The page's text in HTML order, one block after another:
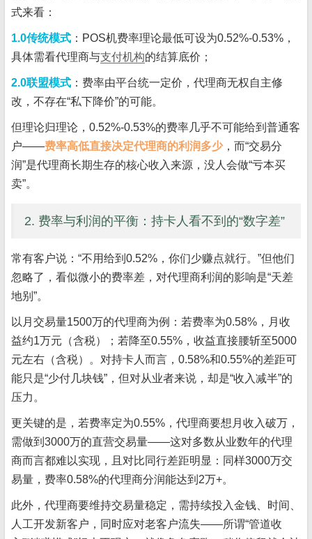
式来看：
1.0传统模式 ：POS机费率理论最低可设为0.52%-0.53%，
具体需看代理商与支付机构的结算底价；
2.0联盟模式 ：费率由平台统一定价，代理商无权自主修
改，不存在“私下降价”的可能。
但理论归理论，0.52%-0.53%的费率几乎不可能给到普通客
户——费率高低直接决定代理商的利润多少，而“交易分
润”是代理商长期生存的核心收入来源，没人会做“亏本买
卖”。
2. 费率与利润的平衡：持卡人看不到的“数字差”
常有客户说：“不用给到0.52%，你们少赚点就行。”但他们
忽略了，看似微小的费率差，对代理商利润的影响是“天差
地别”。
以月交易量1500万的代理商为例：若费率为0.58%，月收
益约1万元（含税）；若降至0.55%，收益直接腰斩至5000
元左右（含税）。对持卡人而言，0.58%和0.55%的差距可
能只是“少付几块钱”，但对从业者来说，却是“收入减半”的
压力。
更关键的是，若费率定为0.55%，代理商要想月收入破万，
需做到3000万的直营交易量——这对多数从业数年的代理
商而言都难以实现，且对比同行差距明显：同样3000万交
易量，费率0.58%的代理商分润能达到2万+。
此外，代理商要维持交易量稳定，需持续投入金钱、时间、
人工开发新客户，同时应对老客户流失——所谓“管道收